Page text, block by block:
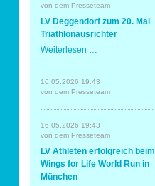
Erding
Spaß
und
von dem Presseteam
LV Deggendorf zum 20. Mal
Triathlonausrichter
Weiterlesen …
zum
20.
Mal
16.05.2026 19:43
von dem Presseteam
16.05.2026 19:43
von dem Presseteam
LV Athleten erfolgreich beim
Wings for Life World Run in
München
Sportabzeichen
Tempo & Gymnastik